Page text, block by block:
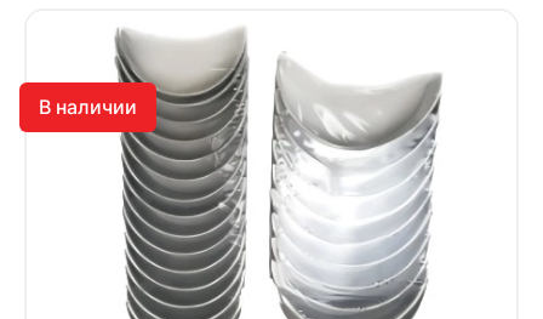
В наличии